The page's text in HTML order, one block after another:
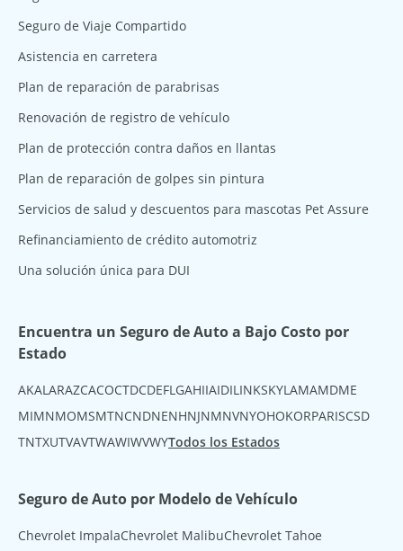
Seguro de Viaje Compartido
Asistencia en carretera
Plan de reparación de parabrisas
Renovación de registro de vehículo
Plan de protección contra daños en llantas
Plan de reparación de golpes sin pintura
Servicios de salud y descuentos para mascotas Pet Assure
Refinanciamiento de crédito automotriz
Una solución única para DUI
Encuentra un Seguro de Auto a Bajo Costo por
Estado
AKAL ARAZCACOCTDCDEFL GAHIIAIDIL INKSKYLAMAMDME
MIMNMOMSMTNCNDNENHNJNMNVNYOHOKORPARISCSD
TNTXUTVAVTWAWIWVWYTodos los Estados
Seguro de Auto por Modelo de Vehículo
Chevrolet ImpalaChevrolet MalibuChevrolet Tahoe